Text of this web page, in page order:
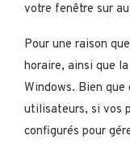
votre fenêtre sur
Pour une raison
horaire, ainsi que
Windows. Bien
utilisateurs, si vos
configurés pour